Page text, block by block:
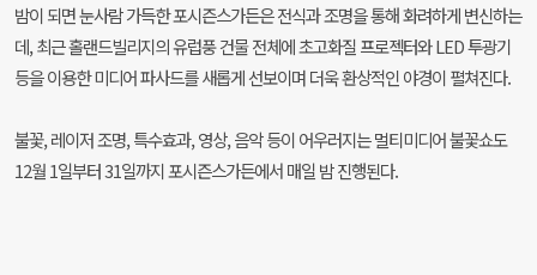
밤이 되면 눈사람 가득한 포시즌스가든은 전식과 조명을 통해 화려하게 변신하는
데, 최근 홀랜드빌리지의 유럽풍 건물 전체에 초고화질 프로젝터와 LED 투광기
등을 이용한 미디어 파사드를 새롭게 선보이며 더욱 환상적인 야경이 펼쳐진다.
불꽃, 레이저 조명, 특수효과, 영상, 음악 등이 어우러지는 멀티미디어 불꽃쇼도
12월 1일부터 31일까지 포시즌스가든에서 매일 밤 진행된다.